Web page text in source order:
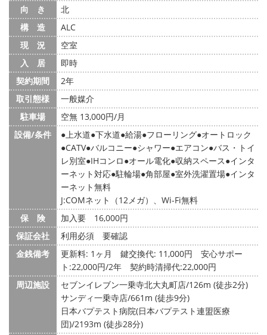
向 き
北
構 造
ALC
現 況
空室
入 居
即時
契約期間
2年
取引態様
一般媒介
駐車場
空無 13,000円/月
設備/条件
上水道 下水道 給湯 フローリング オートロック
CATV バルコニー シャワー エアコン バス・トイ
レ別室 IHコンロ オール電化 収納スペース インタ
ーネット対応 駐輪場 角部屋 室外洗濯置場 インタ
ーネット無料
J:COMネット（12メガ）、Wi-Fi無料
保 険
加入要 16,000円
保証会社
利用必須 要確認
金銭備考
更新料: 1ヶ月 鍵交換代: 11,000円
安心サポー
ト:22,000円/2年 契約時清掃代:22,000円
周辺施設
セブンイレブン一乗寺北大丸町店/126m (徒歩2分)
サンディ一乗寺店/661m (徒歩9分)
日本バプテスト病院(日本バプテスト連盟医療
団)/2193m (徒歩28分)